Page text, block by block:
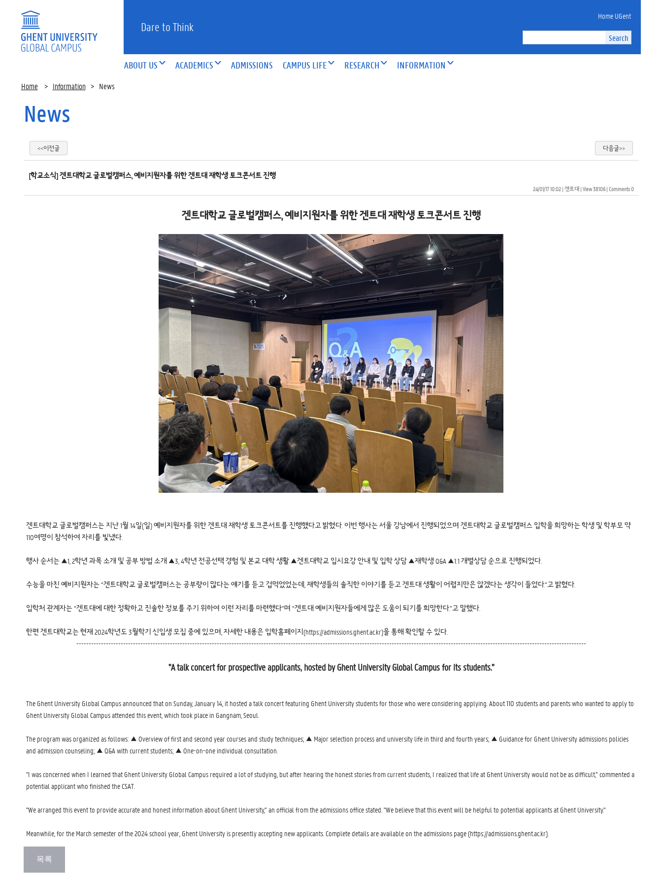
Dare to Think
Home UGent
ABOUT US ACADEMICS ADMISSIONS CAMPUS LIFE RESEARCH INFORMATION
Home > Information > News
News
<<이전글 다음글>>
[학교소식] 겐트대학교 글로벌캠퍼스, 예비지원자를 위한 겐트대 재학생 토크콘서트 진행
24/01/17 10:02| 겐트대| View 38106| Comments 0
겐트대학교 글로벌캠퍼스, 예비지원자를 위한 겐트대 재학생 토크콘서트 진행
겐트대학교 글로벌캠퍼스는 지난 1월 14일(일) 예비지원자를 위한 겐트대 재학생 토크콘서트를 진행했다고 밝혔다. 이번 행사는 서울 강남에서 진행되었으며 겐트대학교 글로벌캠퍼스 입학을 희망하는 학생 및 학부모 약
110여명이 참석하여 자리를 빛냈다.
행사 순서는 ▲1, 2학년 과목 소개 및 공부 방법 소개 ▲3, 4학년 전공선택 경험 및 본교 대학 생활 ▲겐트대학교 입시요강 안내 및 입학 상담 ▲재학생 Q&A ▲1:1 개별상담 순으로 진행되었다.
수능을 마친 예비지원자는 “겐트대학교 글로벌캠퍼스는 공부량이 많다는 얘기를 듣고 겁먹었었는데, 재학생들의 솔직한 이야기를 듣고 겐트대 생활이 어렵지만은 않겠다는 생각이 들었다.”고 밝혔다.
입학처 관계자는 “겐트대에 대한 정확하고 진솔한 정보를 주기 위하여 이런 자리를 마련했다”며 “겐트대 예비지원자들에게 많은 도움이 되기를 희망한다.”고 말했다.
한편 겐트대학교는 현재 2024학년도 3월학기 신입생 모집 중에 있으며, 자세한 내용은 입학홈페이지(https://admissions.ghent.ac.kr)을 통해 확인할 수 있다.
---------------------------------------------------------------------------------------------------------------------------------------------------------------------------------------------------------------
"A talk concert for prospective applicants, hosted by Ghent University Global Campus for its students."
The Ghent University Global Campus announced that on Sunday, January 14, it hosted a talk concert featuring Ghent University students for those who were considering applying. About 110 students and parents who wanted to apply to
Ghent University Global Campus attended this event, which took place in Gangnam, Seoul.
The program was organized as follows: ▲ Overview of first and second year courses and study techniques; ▲ Major selection process and university life in third and fourth years; ▲ Guidance for Ghent University admissions policies
and admission counseling; ▲ Q&A with current students; ▲ One-on-one individual consultation.
"I was concerned when I learned that Ghent University Global Campus required a lot of studying, but after hearing the honest stories from current students, I realized that life at Ghent University would not be as difficult,” commented a
potential applicant who finished the CSAT.
"We arranged this event to provide accurate and honest information about Ghent University,” an official from the admissions office stated. "We believe that this event will be helpful to potential applicants at Ghent University.”
Meanwhile, for the March semester of the 2024 school year, Ghent University is presently accepting new applicants. Complete details are available on the admissions page (https://admissions.ghent.ac.kr).